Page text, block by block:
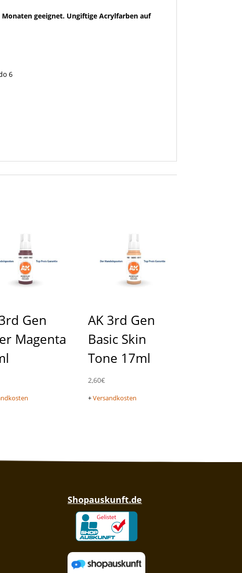
geeignet. Ungiftige Acrylfarben auf
6
Gen
Magenta
AK 3rd Gen
Basic Skin
Tone 17ml
2,60€
+Versandkosten
Shopauskunft.de